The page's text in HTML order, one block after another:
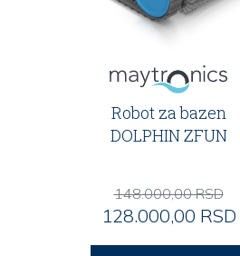
Robot za bazen
DOLPHIN ZFUN
148.000,00 RSD
128.000,00 RSD